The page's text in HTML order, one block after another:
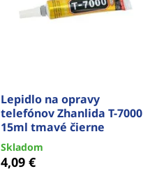
Lepidlo na opravy
telefónov Zhanlida T-7000
15ml tmavé čierne
Skladom
4,09 €